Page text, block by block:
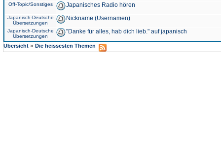
Off-Topic/Sonstiges Japanisches Radio hören
Japanisch-Deutsche
Übersetzungen
Nickname (Usernamen)
Japanisch-Deutsche
Übersetzungen
"Danke für alles, hab dich lieb." auf japanisch
Übersicht » Die heissesten Themen